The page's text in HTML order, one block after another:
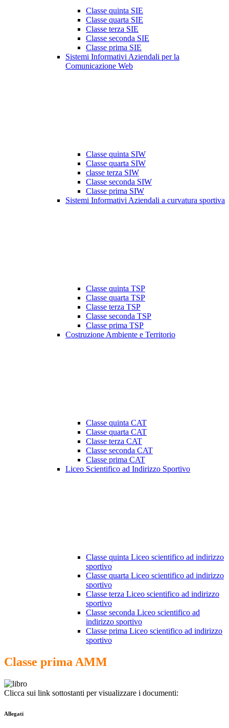
Classe quinta SIE
Classe quarta SIE
Classe terza SIE
Classe seconda SIE
Classe prima SIE
Sistemi Informativi Aziendali per la
Comunicazione Web
Classe quinta SIW
Classe quarta SIW
classe terza SIW
Classe seconda SIW
Classe prima SIW
Sistemi Informativi Aziendali a curvatura sportiva
Classe quinta TSP
Classe quarta TSP
Classe terza TSP
Classe seconda TSP
Classe prima TSP
Costruzione Ambiente e Territorio
Classe quinta CAT
Classe quarta CAT
Classe terza CAT
Classe seconda CAT
Classe prima CAT
Liceo Scientifico ad Indirizzo Sportivo
Classe quinta Liceo scientifico ad indirizzo
sportivo
Classe quarta Liceo scientifico ad indirizzo
sportivo
Classe terza Liceo scientifico ad indirizzo
sportivo
Classe seconda Liceo scientifico ad
indirizzo sportivo
Classe prima Liceo scientifico ad indirizzo
sportivo
Classe prima AMM
Clicca sui link sottostanti per visualizzare i documenti:
Allegati